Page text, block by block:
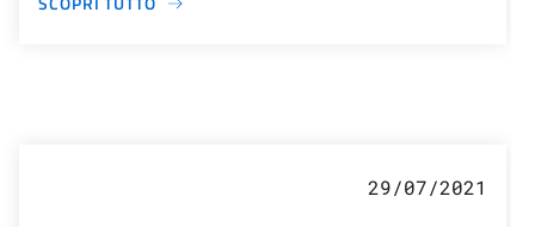
29/07/2021